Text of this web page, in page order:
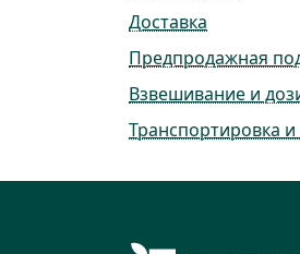
Доставка
Предпродажная
Взвешивание и
Транспортировка